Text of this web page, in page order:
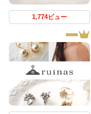
1,774ビュー